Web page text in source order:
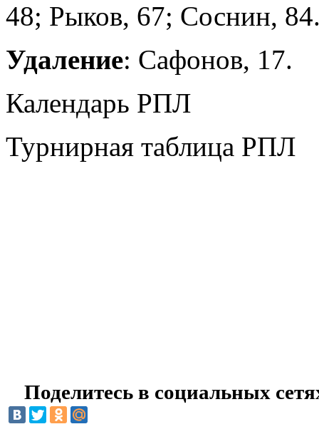
48; Рыков, 67; Соснин,
Удаление: Сафонов, 17.
Календарь РПЛ
Турнирная таблица РПЛ
Поделитесь в социальных